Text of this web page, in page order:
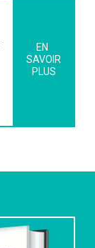
EN
SAVOIR
PLUS